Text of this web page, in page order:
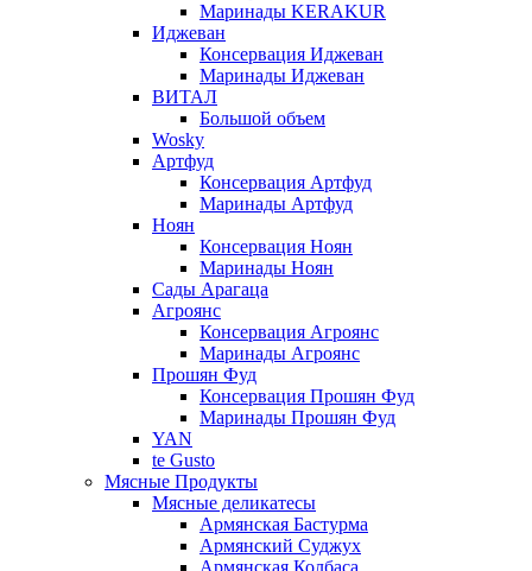
Маринады KERAKUR
Иджеван
Консервация Иджеван
Маринады Иджеван
ВИТАЛ
Большой объем
Wosky
Артфуд
Консервация Артфуд
Маринады Артфуд
Ноян
Консервация Ноян
Маринады Ноян
Сады Арагаца
Агроянс
Консервация Агроянс
Маринады Агроянс
Прошян Фуд
Консервация Прошян Фуд
Маринады Прошян Фуд
YAN
te Gusto
Мясные Продукты
Мясные деликатесы
Армянская Бастурма
Армянский Суджух
Армянская Колбаса